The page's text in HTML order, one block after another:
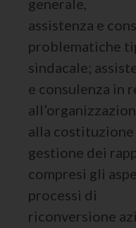
generale,
assistenza e
problematiche
sindacale;
e consulenza in
alla costituzione
gestione dei
compresi gli
processi di
riconversione